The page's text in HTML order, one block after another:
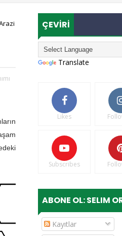
ÇEVİRİ
Translate
Likes
Subscribes
ABONE OL: SELIM
Kayıtlar